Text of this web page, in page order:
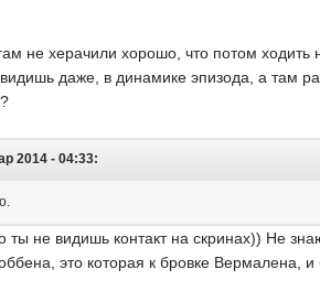
не херачили хорошо, что потом ходить
даже, в динамике эпизода, а там
2014 - 04:33:
ты не видишь контакт на скринах)) Не
это которая к бровке Вермалена,